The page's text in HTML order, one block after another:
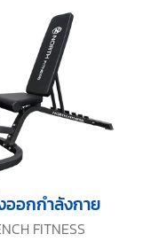
FITNESS
ออกกำลังกาย